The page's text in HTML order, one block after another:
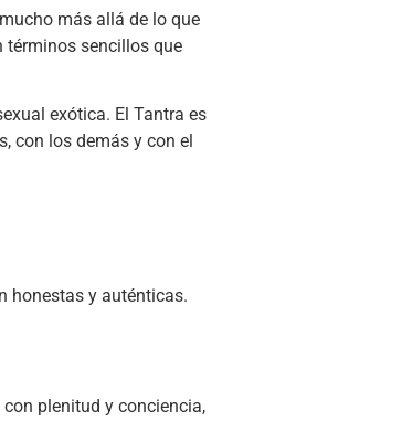
más allá de lo que
términos sencillos que
exótica. El Tantra es
con los demás y con el
honestas y auténticas.
plenitud y conciencia,